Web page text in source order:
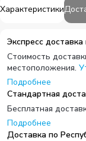
Характеристики
Экспресс
Стоимость
местоположения.
Подробнее
Стандартная
Бесплатная
Подробнее
Доставка по